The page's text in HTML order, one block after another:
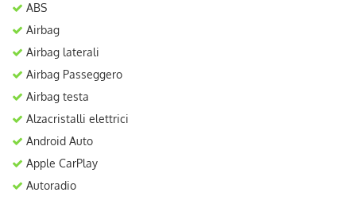
ABS
Airbag
Airbag laterali
Airbag Passeggero
Airbag testa
Alzacristalli elettrici
Android Auto
Apple CarPlay
Autoradio